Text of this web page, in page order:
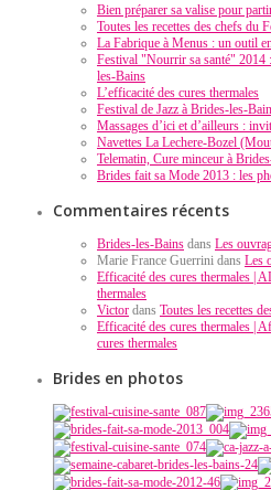
Bien préparer sa valise pour
Toutes les recettes des chefs du
La Fabrique à Menus : un outil
Festival "Nourrir sa santé" 2014
les-Bains
L’efficacité des cures thermales
Festival de Jazz à Brides-les-
Massages d’ici et d’ailleurs :
Navettes La Lechere-Bozel
Telematin, Cure minceur à
Brides fait sa Mode 2013 : les
Commentaires récents
Brides-les-Bains dans Les
Marie France Guerrini dans Les
Efficacité des cures thermales |
thermales
Victor dans Toutes les recettes
Efficacité des cures thermales |
cures thermales
Brides en photos